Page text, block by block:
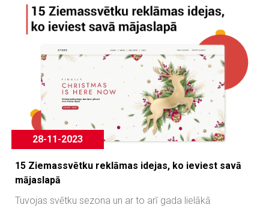
28-11-2023
15 Ziemassvētku reklāmas idejas, ko ieviest savā
mājaslapā
Tuvojas svētku sezona un ar to arī gada lielākā